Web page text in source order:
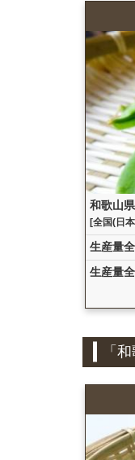
和歌山
[全国(日
生産量
生産量
「